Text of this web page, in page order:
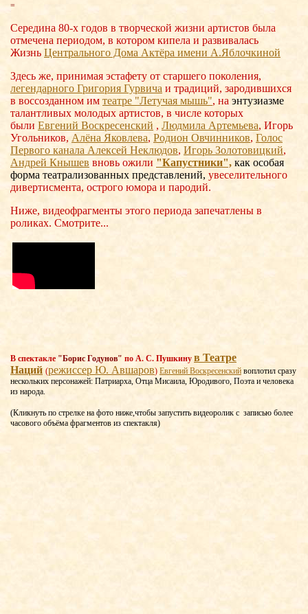
=
Середина 80-х годов в творческой жизни артистов была
отмечена периодом, в котором кипела и развивалась
Жизнь Центрального Дома Актёра имени А.Яблочкиной
Здесь же, принимая эстафету от старшего поколения,
легендарного Григория Гурвича и традиций, зародившихся
в воссозданном им театре "Летучая мышь", на энтузиазме
талантливых молодых артистов, в числе которых
были Евгений Воскресенский , Людмила Артемьева, Игорь
Угольников, Алёна Яковлева, Родион Овчинников, Голос
Первого канала Алексей Неклюдов, Игорь Золотовицкий,
Андрей Кнышев вновь ожили "Капустники", как особая
форма театрализованных представлений, увеселительного
дивертисмента, острого юмора и пародий.
Ниже, видеофрагменты этого периода запечатлены в
роликах. Смотрите...
В спектакле "Борис Годунов" по А. С. Пушкину в Театре
Наций (режиссер Ю. Авшаров) Евгений Воскресенский воплотил сразу
нескольких персонажей: Патриарха, Отца Мисаила, Юродивого, Поэта и человека
из народа.
(Кликнуть по стрелке на фото ниже,чтобы запустить видеоролик с записью более
часового объёма фрагментов из спектакля)